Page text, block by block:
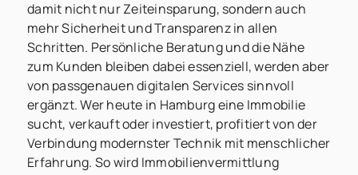
damit nicht nur Zeiteinsparung, sondern auch
mehr Sicherheit und Transparenz in allen
Schritten. Persönliche Beratung und die Nähe
zum Kunden bleiben dabei essenziell, werden aber
von passgenauen digitalen Services sinnvoll
ergänzt. Wer heute in Hamburg eine Immobilie
sucht, verkauft oder investiert, profitiert von der
Verbindung modernster Technik mit menschlicher
Erfahrung. So wird Immobilienvermittlung